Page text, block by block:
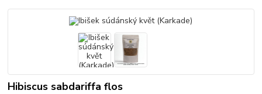
Hibiscus sabdariffa flos